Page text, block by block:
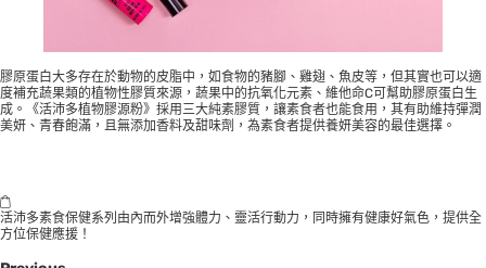
膠原蛋白大多存在於動物的皮脂中，如食物的豬腳、雞翅、魚皮等，但其實也可以適
度補充蔬果類的植物性膠質來源，蔬果中的抗氧化元素、維他命C可幫助膠原蛋白生
成。《活沛多植物膠源粉》採用三大純素膠質，讓素食者也能食用，其有助維持彈潤
美妍、青春飽滿，且無添加香料及甜味劑，為素食者提供養妍美容的最佳選擇。
活沛多素食保健系列由內而外增強體力、靈活行動力，同時擁有健康好氣色，提供全
方位保健應援！